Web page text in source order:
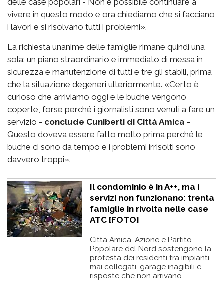
vivere in questo modo e ora chiediamo che si facciano
i lavori e si risolvano tutti i problemi».
La richiesta unanime delle famiglie rimane quindi una
sola: un piano straordinario e immediato di messa in
sicurezza e manutenzione di tutti e tre gli stabili, prima
che la situazione degeneri ulteriormente. «Certo è
curioso che arriviamo oggi e le buche vengono
coperte, forse perché i giornalisti sono venuti a fare un
servizio - conclude Cuniberti di Città Amica -
Questo doveva essere fatto molto prima perché le
buche ci sono da tempo e i problemi irrisolti sono
davvero troppi».
Il condominio è in A++, ma i
servizi non funzionano: trenta
famiglie in rivolta nelle case
ATC [FOTO]
Città Amica, Azione e Partito
Popolare del Nord sostengono la
protesta dei residenti tra impianti
mai collegati, garage inagibili e
risposte che non arrivano